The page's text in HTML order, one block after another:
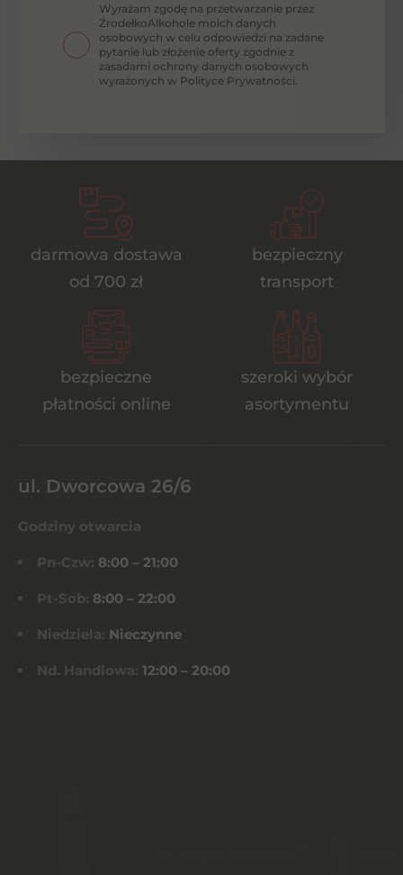
Wyrażam zgodę na przetwarzanie przez
ŹrodełkoAlkohole moich danych
osobowych w celu odpowiedzi na zadane
pytanie lub złożenie oferty zgodnie z
zasadami ochrony danych osobowych
wyrażonych w Polityce Prywatności.
darmowa dostawa
od 700 zł
bezpieczny
transport
bezpieczne
płatności online
szeroki wybór
asortymentu
ul. Dworcowa 26/6
Godziny otwarcia
Pn-Czw: 8:00 – 21:00
Pt-Sob: 8:00 – 22:00
Niedziela: Nieczynne
Nd. Handlowa: 12:00 – 20:00